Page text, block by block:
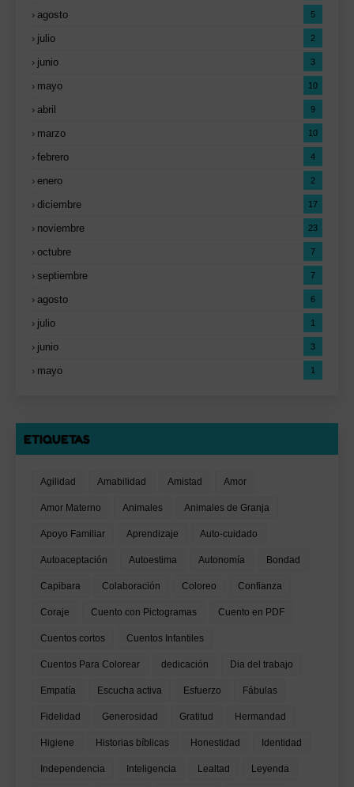
agosto 5
julio 2
junio 3
mayo 10
abril 9
marzo 10
febrero 4
enero 2
diciembre 17
noviembre 23
octubre 7
septiembre 7
agosto 6
julio 1
junio 3
mayo 1
ETIQUETAS
Agilidad Amabilidad Amistad Amor
Amor Materno Animales Animales de Granja
Apoyo Familiar Aprendizaje Auto-cuidado
Autoaceptación Autoestima Autonomía Bondad
Capibara Colaboración Coloreo Confianza
Coraje Cuento con Pictogramas Cuento en PDF
Cuentos cortos Cuentos Infantiles
Cuentos Para Colorear dedicación Dia del trabajo
Empatía Escucha activa Esfuerzo Fábulas
Fidelidad Generosidad Gratitud Hermandad
Higiene Historias bíblicas Honestidad Identidad
Independencia Inteligencia Lealtad Leyenda